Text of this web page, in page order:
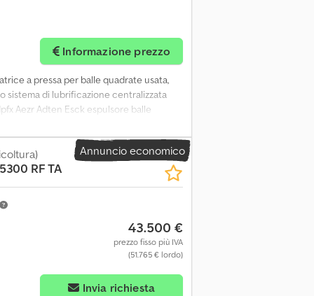
Informazione prezzo
a pressa per balle quadrate usata,
sistema di lubrificazione centralizzata
Aezr Adten Esck espulsore balle
Annuncio economico
RF TA
43.500 €
prezzo fisso più IVA
(51.765 € lordo)
Invia richiesta